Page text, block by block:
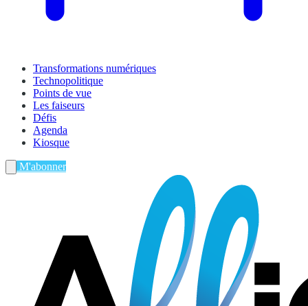
Transformations numériques
Technopolitique
Points de vue
Les faiseurs
Défis
Agenda
Kiosque
M'abonner